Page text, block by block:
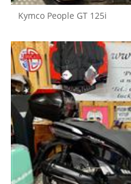
Kymco People GT 125i